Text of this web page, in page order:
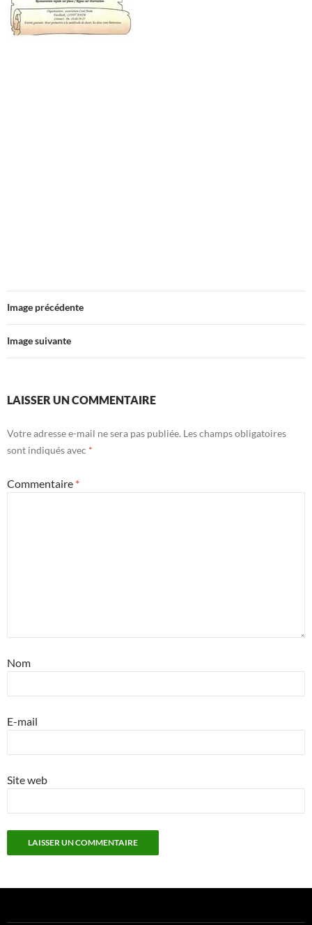
Image précédente
Image suivante
LAISSER UN COMMENTAIRE
Votre adresse e-mail ne sera pas publiée. Les champs obligatoires
sont indiqués avec *
Commentaire *
Nom
E-mail
Site web